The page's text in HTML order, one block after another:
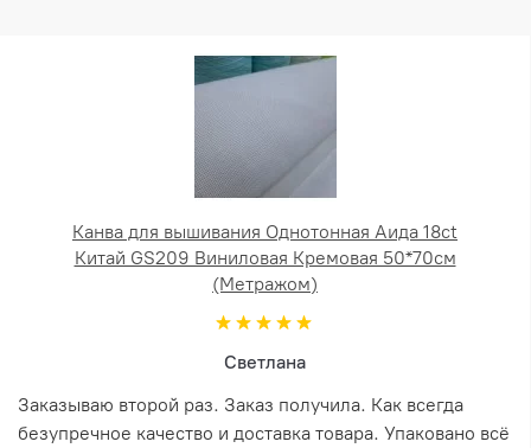
Канва для вышивания Однотонная Аида 18ct
Китай GS209 Виниловая Кремовая 50*70см
(Метражом)
Светлана
Заказываю второй раз. Заказ получила. Как всегда
безупречное качество и доставка товара. Упаковано всё